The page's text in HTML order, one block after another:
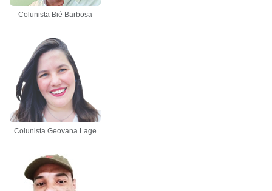
Colunista Bié Barbosa
Colunista Geovana Lage